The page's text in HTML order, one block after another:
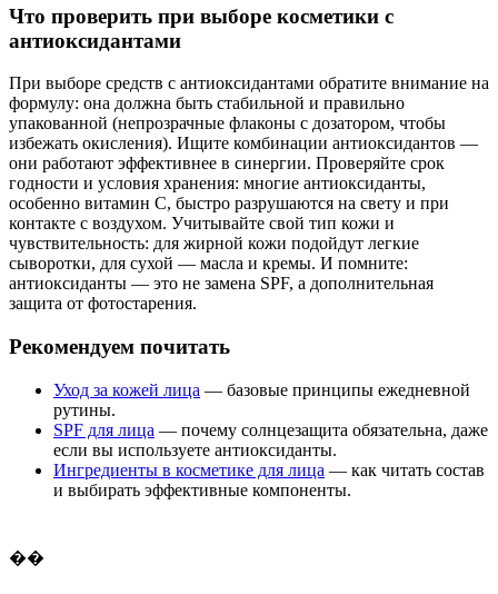
Что проверить при выборе косметики с
антиоксидантами
При выборе средств с антиоксидантами обратите внимание на
формулу: она должна быть стабильной и правильно
упакованной (непрозрачные флаконы с дозатором, чтобы
избежать окисления). Ищите комбинации антиоксидантов —
они работают эффективнее в синергии. Проверяйте срок
годности и условия хранения: многие антиоксиданты,
особенно витамин C, быстро разрушаются на свету и при
контакте с воздухом. Учитывайте свой тип кожи и
чувствительность: для жирной кожи подойдут легкие
сыворотки, для сухой — масла и кремы. И помните:
антиоксиданты — это не замена SPF, а дополнительная
защита от фотостарения.
Рекомендуем почитать
Уход за кожей лица — базовые принципы ежедневной
рутины.
SPF для лица — почему солнцезащита обязательна, даже
если вы используете антиоксиданты.
Ингредиенты в косметике для лица — как читать состав
и выбирать эффективные компоненты.
��